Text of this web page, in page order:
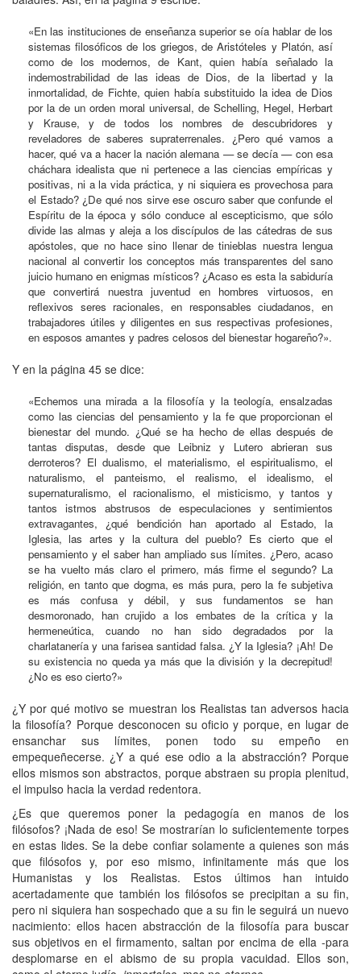
«En las instituciones de enseñanza superior se oía hablar de los
sistemas filosóficos de los griegos, de Aristóteles y Platón, así
como de los modernos, de Kant, quien había señalado la
indemostrabilidad de las ideas de Dios, de la libertad y la
inmortalidad, de Fichte, quien había substituido la idea de Dios
por la de un orden moral universal, de Schelling, Hegel, Herbart
y Krause, y de todos los nombres de descubridores y
reveladores de saberes supraterrenales. ¿Pero qué vamos a
hacer, qué va a hacer la nación alemana — se decía — con esa
cháchara idealista que ni pertenece a las ciencias empíricas y
positivas, ni a la vida práctica, y ni siquiera es provechosa para
el Estado? ¿De qué nos sirve ese oscuro saber que confunde el
Espíritu de la época y sólo conduce al escepticismo, que sólo
divide las almas y aleja a los discípulos de las cátedras de sus
apóstoles, que no hace sino llenar de tinieblas nuestra lengua
nacional al convertir los conceptos más transparentes del sano
juicio humano en enigmas místicos? ¿Acaso es esta la sabiduría
que convertirá nuestra juventud en hombres virtuosos, en
reflexivos seres racionales, en responsables ciudadanos, en
trabajadores útiles y diligentes en sus respectivas profesiones,
en esposos amantes y padres celosos del bienestar hogareño?».
Y en la página 45 se dice:
«Echemos una mirada a la filosofía y la teología, ensalzadas
como las ciencias del pensamiento y la fe que proporcionan el
bienestar del mundo. ¿Qué se ha hecho de ellas después de
tantas disputas, desde que Leibniz y Lutero abrieran sus
derroteros? El dualismo, el materialismo, el espiritualismo, el
naturalismo, el panteismo, el realismo, el idealismo, el
supernaturalismo, el racionalismo, el misticismo, y tantos y
tantos istmos abstrusos de especulaciones y sentimientos
extravagantes, ¿qué bendición han aportado al Estado, la
Iglesia, las artes y la cultura del pueblo? Es cierto que el
pensamiento y el saber han ampliado sus límites. ¿Pero, acaso
se ha vuelto más claro el primero, más firme el segundo? La
religión, en tanto que dogma, es más pura, pero la fe subjetiva
es más confusa y débil, y sus fundamentos se han
desmoronado, han crujido a los embates de la crítica y la
hermeneútica, cuando no han sido degradados por la
charlatanería y una farisea santidad falsa. ¿Y la Iglesia? ¡Ah! De
su existencia no queda ya más que la división y la decrepitud!
¿No es eso cierto?»
¿Y por qué motivo se muestran los Realistas tan adversos hacia
la filosofía? Porque desconocen su oficio y porque, en lugar de
ensanchar sus límites, ponen todo su empeño en
empequeñecerse. ¿Y a qué ese odio a la abstracción? Porque
ellos mismos son abstractos, porque abstraen su propia plenitud,
el impulso hacia la verdad redentora.
¿Es que queremos poner la pedagogía en manos de los
filósofos? ¡Nada de eso! Se mostrarían lo suficientemente torpes
en estas lides. Se la debe confiar solamente a quienes son más
que filósofos y, por eso mismo, infinitamente más que los
Humanistas y los Realistas. Estos últimos han intuido
acertadamente que también los filósofos se precipitan a su fin,
pero ni siquiera han sospechado que a su fin le seguirá un nuevo
nacimiento: ellos hacen abstracción de la filosofía para buscar
sus objetivos en el firmamento, saltan por encima de ella -para
desplomarse en el abismo de su propia vacuidad. Ellos son,